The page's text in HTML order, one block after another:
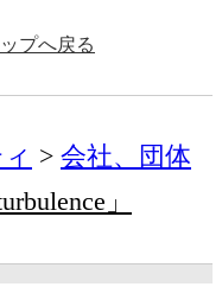
プへ戻る
会社、団体
」